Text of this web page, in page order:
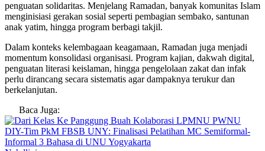
penguatan solidaritas. Menjelang Ramadan, banyak komunitas Islam
menginisiasi gerakan sosial seperti pembagian sembako, santunan
anak yatim, hingga program berbagi takjil.
Dalam konteks kelembagaan keagamaan, Ramadan juga menjadi
momentum konsolidasi organisasi. Program kajian, dakwah digital,
penguatan literasi keislaman, hingga pengelolaan zakat dan infak
perlu dirancang secara sistematis agar dampaknya terukur dan
berkelanjutan.
Baca Juga: